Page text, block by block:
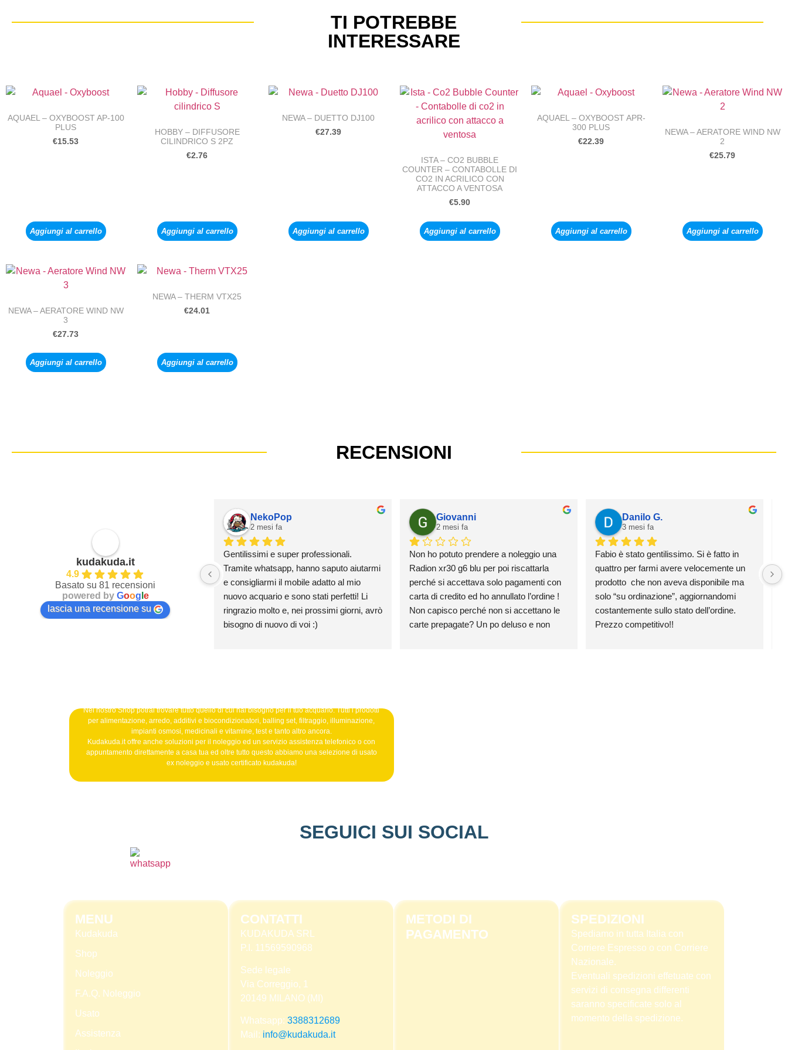
TI POTREBBE
INTERESSARE
AQUAEL – OXYBOOST AP-100
PLUS
€15.53
Aggiungi al carrello
HOBBY – DIFFUSORE
CILINDRICO S 2PZ
€2.76
Aggiungi al carrello
NEWA – DUETTO DJ100
€27.39
Aggiungi al carrello
ISTA – CO2 BUBBLE
COUNTER – CONTABOLLE DI
CO2 IN ACRILICO CON
ATTACCO A VENTOSA
€5.90
Aggiungi al carrello
AQUAEL – OXYBOOST APR-
300 PLUS
€22.39
Aggiungi al carrello
NEWA – AERATORE WIND NW
2
€25.79
Aggiungi al carrello
NEWA – AERATORE WIND NW
3
€27.73
Aggiungi al carrello
NEWA – THERM VTX25
€24.01
Aggiungi al carrello
RECENSIONI
kudakuda.it
4.9
Basato su 81 recensioni
powered by Goog e
lascia una recensione su
NekoPop
2 mesi fa
Gentilissimi e super professionali.
Tramite whatsapp, hanno saputo aiutarmi
e consigliarmi il mobile adatto al mio
nuovo acquario e sono stati perfetti! Li
ringrazio molto e, nei prossimi giorni, avrò
bisogno di nuovo di voi :)
Giovanni
2 mesi fa
Non ho potuto prendere a noleggio una
Radion xr30 g6 blu per poi riscattarla
perché si accettava solo pagamenti con
carta di credito ed ho annullato l’ordine !
Non capisco perché non si accettano le
carte prepagate? Un po deluso e non
Danilo G.
3 mesi fa
Fabio è stato gentilissimo. Si è fatto in
quattro per farmi avere velocemente un
prodotto  che non aveva disponibile ma
solo “su ordinazione”, aggiornandomi
costantemente sullo stato dell’ordine.
Prezzo competitivo!!
e
Nel nostro Shop potrai trovare tutto quello di cui hai bisogno per il tuo acquario. Tutti i prodotti
per alimentazione, arredo, additivi e biocondizionatori, balling set, filtraggio, illuminazione,
impianti osmosi, medicinali e vitamine, test e tanto altro ancora.
Kudakuda.it offre anche soluzioni per il noleggio ed un servizio assistenza telefonico o con
appuntamento direttamente a casa tua ed oltre tutto questo abbiamo una selezione di usato
ex noleggio e usato certificato kudakuda!
SEGUICI SUI SOCIAL
MENU
Kudakuda
Shop
Noleggio
F.A.Q. Noleggio
Usato
Assistenza
CONTATTI
KUDAKUDA SRL
P.I. 11569590968
Sede legale
Via Correggio, 1
20149 MILANO (MI)
Whatsapp: 3388312689
Mail: info@kudakuda.it
METODI DI
PAGAMENTO
SPEDIZIONI
Spediamo in tutta Italia con
Corriere Espresso o con Corriere
Nazionale.
Eventuali spedizioni effetuate con
servizi di consegna differenti
saranno specificate solo al
momento della spedizione.